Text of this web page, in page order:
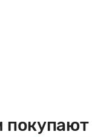
покупают